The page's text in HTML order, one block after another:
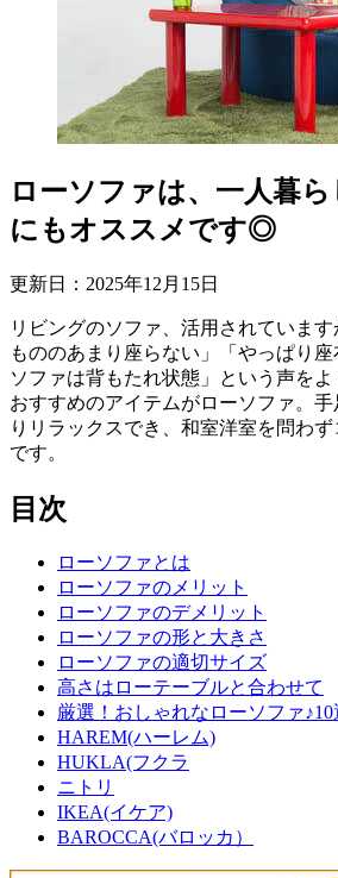
ローソファは、一人暮
にもオススメです◎
更新日： 2025年12 月 15日
リビングのソファ、活用されていま
もののあまり座らない」「やっぱり
ソファは背もたれ状態」という声をよ
おすすめのアイテムがローソファ。
りリラックスでき、和室洋室を問わ
です。
目次
ローソファとは
ローソファのメリット
ローソファのデメリット
ローソファの形と大きさ
ローソファの適切サイズ
高さはローテーブルと合わせて
厳選！おしゃれなローソファ♪10
HAREM(ハーレム)
HUKLA(フクラ
ニトリ
IKEA(イケア)
BAROCCA(バロッカ）